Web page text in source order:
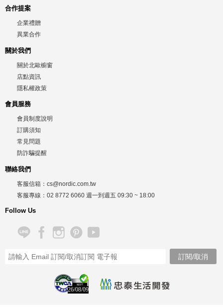
合作提案
企業禮贈
異業合作
關於我們
關於北歐櫥窗
店點資訊
隱私權政策
會員服務
會員制度說明
訂購須知
常見問題
防詐騙提醒
聯絡我們
客服信箱： cs@nordic.com.tw
客服專線： 02 8772 6060 週一到週五 09:30 ~ 18:00
Follow Us
26/08/09